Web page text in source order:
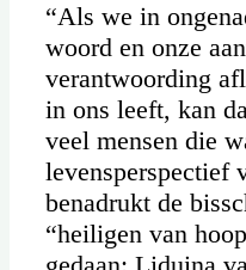
“Als we in
woord en onze
verantwoording
in ons leeft, kan
veel mensen die
levensperspectief
benadrukt de
“heiligen van